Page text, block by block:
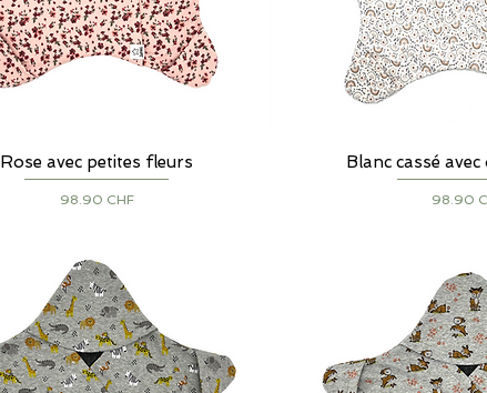
Aperçu rapide
Rose avec petites fleurs
Prix
98.90 CHF
Aperçu
Blanc cassé
Prix
98.90